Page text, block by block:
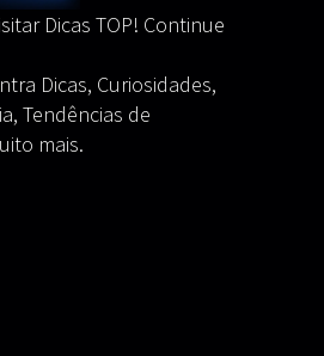
Dicas TOP! Continue
Dicas, Curiosidades,
Tendências de
mais.